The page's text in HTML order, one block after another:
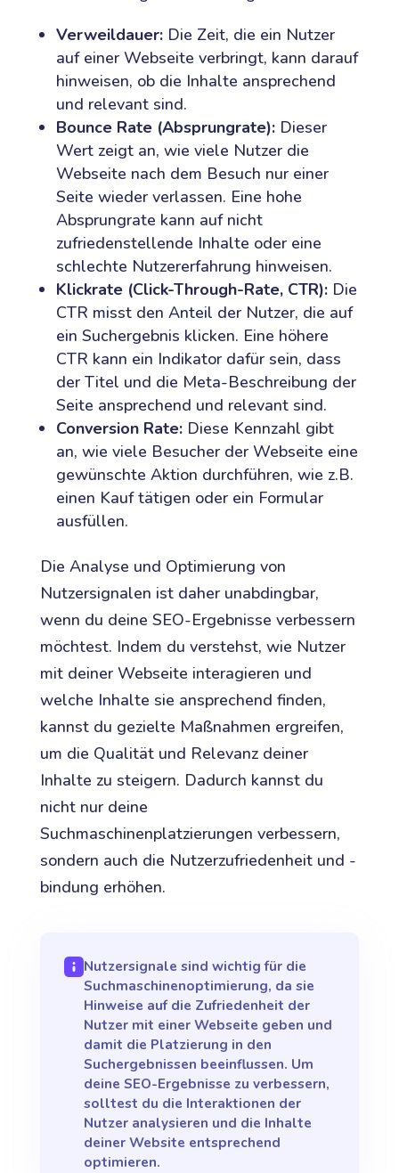
Verweildauer:Die Zeit, die ein Nutzer
auf einer Webseite verbringt, kann darauf
hinweisen, ob die Inhalte ansprechend
und relevant sind.
Bounce Rate (Absprungrate):Dieser
Wert zeigt an, wie viele Nutzer die
Webseite nach dem Besuch nur einer
Seite wieder verlassen. Eine hohe
Absprungrate kann auf nicht
zufriedenstellende Inhalte oder eine
schlechte Nutzererfahrung hinweisen.
Klickrate (Click-Through-Rate, CTR):Die
CTR misst den Anteil der Nutzer, die auf
ein Suchergebnis klicken. Eine höhere
CTR kann ein Indikator dafür sein, dass
der Titel und die Meta-Beschreibung der
Seite ansprechend und relevant sind.
Conversion Rate:Diese Kennzahl gibt
an, wie viele Besucher der Webseite eine
gewünschte Aktion durchführen, wie z.B.
einen Kauf tätigen oder ein Formular
ausfüllen.
Die Analyse und Optimierung von
Nutzersignalen ist daher unabdingbar,
wenn du deine SEO-Ergebnisse verbessern
möchtest. Indem du verstehst, wie Nutzer
mit deiner Webseite interagieren und
welche Inhalte sie ansprechend finden,
kannst du gezielte Maßnahmen ergreifen,
um die Qualität und Relevanz deiner
Inhalte zu steigern. Dadurch kannst du
nicht nur deine
Suchmaschinenplatzierungen verbessern,
sondern auch die Nutzerzufriedenheit und -
bindung erhöhen.
Nutzersignale sind wichtig für die
Suchmaschinenoptimierung, da sie
Hinweise auf die Zufriedenheit der
Nutzer mit einer Webseite geben und
damit die Platzierung in den
Suchergebnissen beeinflussen. Um
deine SEO-Ergebnisse zu verbessern,
solltest du die Interaktionen der
Nutzer analysieren und die Inhalte
deiner Website entsprechend
optimieren.